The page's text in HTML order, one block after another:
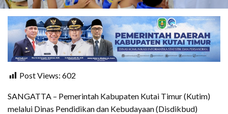
Post Views: 602
SANGATTA – Pemerintah Kabupaten Kutai Timur (Kutim)
melalui Dinas Pendidikan dan Kebudayaan (Disdikbud)